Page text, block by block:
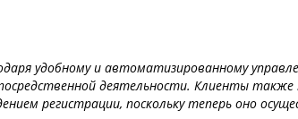
удобному и автоматизированному
деятельности. Клиенты также
регистрации, поскольку теперь оно